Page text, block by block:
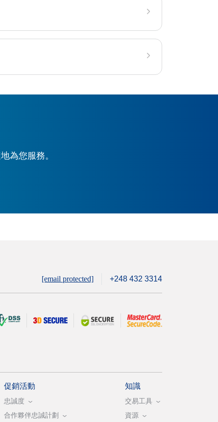
為您服務。
[email protected] +248 432 3314
促銷活動
忠誠度
合作夥伴忠誠計劃
知識
交易工具
資源